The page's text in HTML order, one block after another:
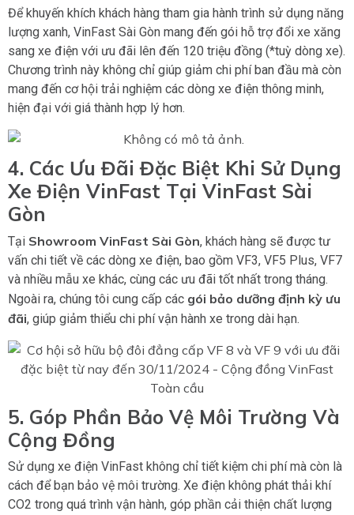
Để khuyến khích khách hàng tham gia hành trình sử dụng năng
lượng xanh, VinFast Sài Gòn mang đến gói hỗ trợ đổi xe xăng
sang xe điện với ưu đãi lên đến 120 triệu đồng (*tuỳ dòng xe).
Chương trình này không chỉ giúp giảm chi phí ban đầu mà còn
mang đến cơ hội trải nghiệm các dòng xe điện thông minh,
hiện đại với giá thành hợp lý hơn.
4. Các Ưu Đãi Đặc Biệt Khi Sử Dụng
Xe Điện VinFast Tại VinFast Sài
Gòn
Tại Showroom VinFast Sài Gòn, khách hàng sẽ được tư
vấn chi tiết về các dòng xe điện, bao gồm VF3, VF5 Plus, VF7
và nhiều mẫu xe khác, cùng các ưu đãi tốt nhất trong tháng.
Ngoài ra, chúng tôi cung cấp các gói bảo dưỡng định kỳ ưu
đãi, giúp giảm thiểu chi phí vận hành xe trong dài hạn.
5. Góp Phần Bảo Vệ Môi Trường Và
Cộng Đồng
Sử dụng xe điện VinFast không chỉ tiết kiệm chi phí mà còn là
cách để bạn bảo vệ môi trường. Xe điện không phát thải khí
CO2 trong quá trình vận hành, góp phần cải thiện chất lượng